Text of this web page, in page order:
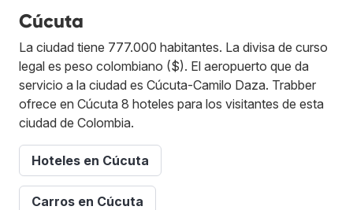
Cúcuta
La ciudad tiene 777.000 habitantes. La divisa de curso
legal es peso colombiano ($). El aeropuerto que da
servicio a la ciudad es Cúcuta-Camilo Daza. Trabber
ofrece en Cúcuta 8 hoteles para los visitantes de esta
ciudad de Colombia.
Hoteles en Cúcuta
Carros en Cúcuta